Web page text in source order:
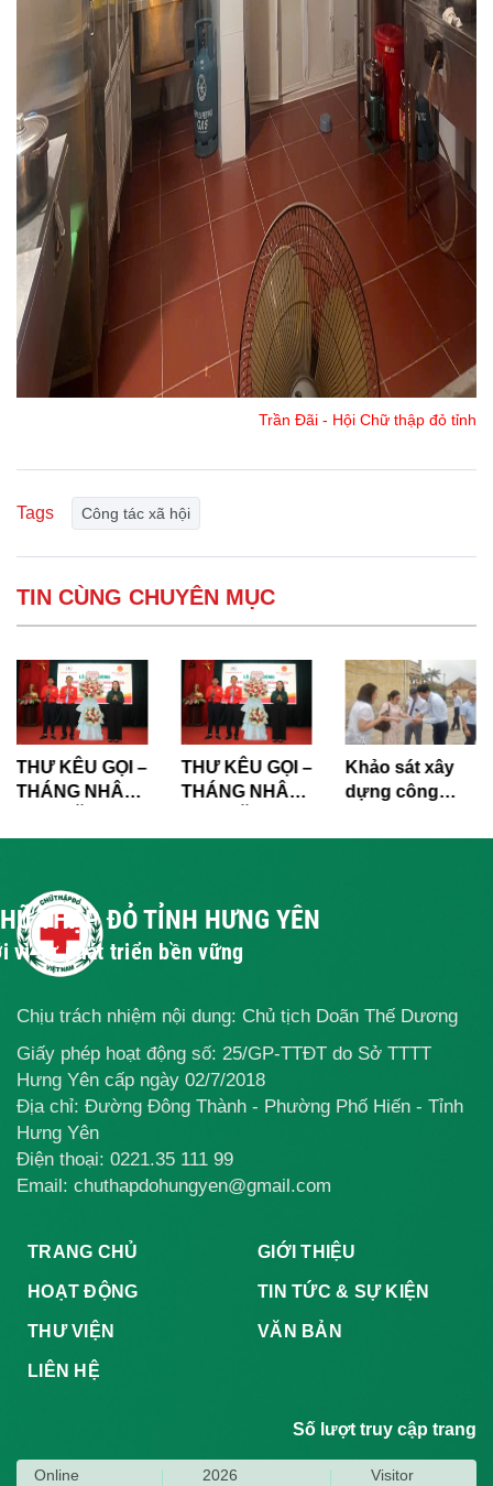
Trần Đãi - Hội Chữ thập đỏ tỉnh
Tags Công tác xã hội
TIN CÙNG CHUYÊN MỤC
THƯ KÊU GỌI –
THÁNG NHÂN
Khảo sát xây
dựng công
trường học tại
Hưng Yên: Mở
hòm Quỹ Nhân
tâm thương
THẬP ĐỎ TỈNH HƯNG YÊN
vì sự phát triển bền vững
Chịu trách nhiệm nội dung: Chủ tịch Doãn Thế Dương
Giấy phép hoạt động số: 25/GP-TTĐT do Sở TTTT
Hưng Yên cấp ngày 02/7/2018
Địa chỉ: Đường Đông Thành - Phường Phố Hiến - Tỉnh
Hưng Yên
Điện thoại: 0221.35 111 99
Email: chuthapdohungyen@gmail.com
TRANG CHỦ GIỚI THIỆU
HOẠT ĐỘNG TIN TỨC & SỰ KIỆN
THƯ VIỆN VĂN BẢN
LIÊN HỆ
Số lượt truy cập trang
Online 2026 Visitor